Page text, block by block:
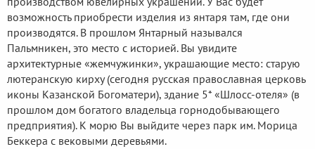
возможность приобрести изделия из янтаря там, где они
производятся. В прошлом Янтарный назывался
Пальмникен, это место с историей. Вы увидите
архитектурные «жемчужинки», украшающие место: старую
лютеранскую кирху (сегодня русская православная церковь
иконы Казанской Богоматери), здание 5* «Шлосс-отеля» (в
прошлом дом богатого владельца горнодобывающего
предприятия). К морю Вы выйдите через парк им. Морица
Беккера с вековыми деревьями.